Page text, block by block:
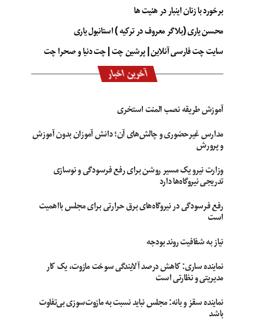
برخورد با زنان اینبار در هئیت ها
محسن یاری (بلاگر معروف در ترکیه ) استانبول یاری
سایت چت فارسی آنلاین | پرشین چت | چت دنیا و صحرا چت
آخرین اخبار
آموزش طریقه نصب المنت استخری
مدارس غیرحضوری و چالش‌های آن؛ دانش آموزان بدون آموزش
و پرورش
وزارت نیرو یک مسیر روشن برای رفع فرسودگی و نوسازی
تدریجی نیروگاه‌ها دارد
رفع فرسودگی در نیروگاه‌های برق حرارتی برای مجلس بااهمیت
است
نیاز به شفافیت روند بودجه
نماینده ساری: کاهش درصد آلایندگی سوخت مازوت، یک کار
مدیریتی و نظارتی است
نماینده سقز و بانه: مجلس نباید نسبت به مازوت‌سوزی بی‌تفاوت
باشد